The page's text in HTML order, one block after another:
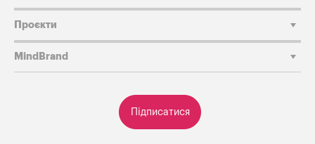
Підписатися
Проєкти
MindBrand